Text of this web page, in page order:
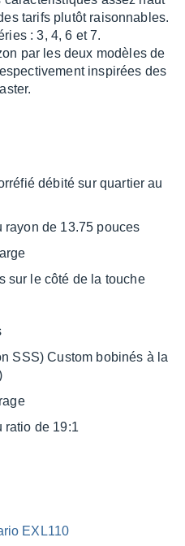
tarifs plutôt raison­nables.
: 3, 4, 6 et 7.
par les deux modèles de
inspi­rées des
débité sur quar­tier au
rayon de 13.75 pouces
sur le côté de la touche
SSS) Custom bobi­nés à la
ratio de 19:1
EXL110